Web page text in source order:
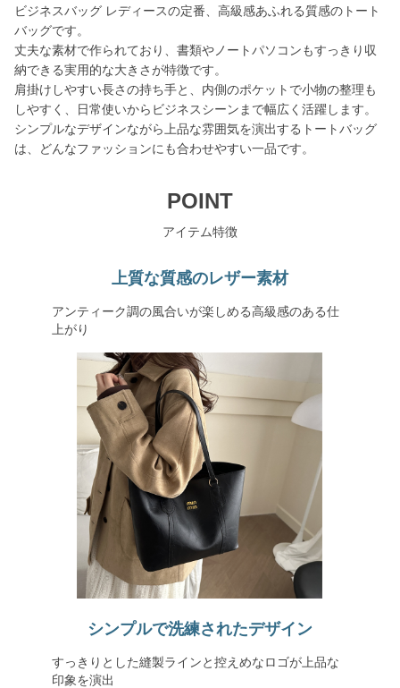
ビジネスバッグ レディースの定番、高級感あふれる質感のトート
バッグです。
丈夫な素材で作られており、書類やノートパソコンもすっきり収
納できる実用的な大きさが特徴です。
肩掛けしやすい長さの持ち手と、内側のポケットで小物の整理も
しやすく、日常使いからビジネスシーンまで幅広く活躍します。
シンプルなデザインながら上品な雰囲気を演出するトートバッグ
は、どんなファッションにも合わせやすい一品です。
POINT
アイテム特徴
上質な質感のレザー素材
アンティーク調の風合いが楽しめる高級感のある仕
上がり
シンプルで洗練されたデザイン
すっきりとした縫製ラインと控えめなロゴが上品な
印象を演出